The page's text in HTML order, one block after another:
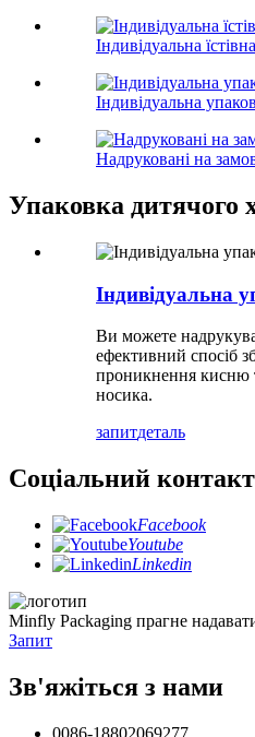
Індивідуальна
Індивідуальна
Надруковані на
Упаковка дитячого
Індивідуальна
Ви можете
ефективний спосіб
проникнення кисню
носика.
запитдеталь
Соціальний контакт
Facebook
Youtube
Linkedin
Minfly Packaging прагне
Запит
Зв'яжіться з нами
0086-18802069277